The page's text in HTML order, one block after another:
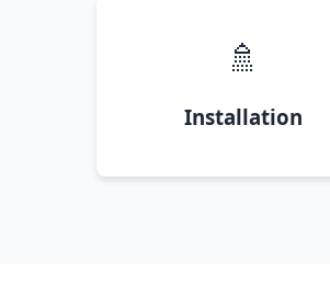
🚿
Installation